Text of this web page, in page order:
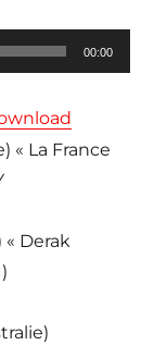
00:00
« La France
Derak